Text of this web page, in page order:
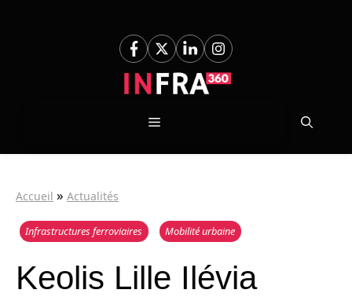
Menu
Accueil » Actualités
Infrastructures ferroviaires Mobilité urbaine
Keolis Lille Ilévia